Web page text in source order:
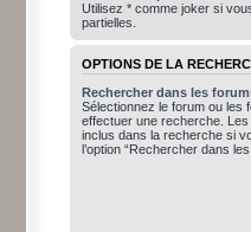
Utilisez * comme joker si
partielles.
OPTIONS DE LA
Rechercher dans les
Sélectionnez le forum ou les
effectuer une recherche.
inclus dans la recherche si
l’option “Rechercher dans